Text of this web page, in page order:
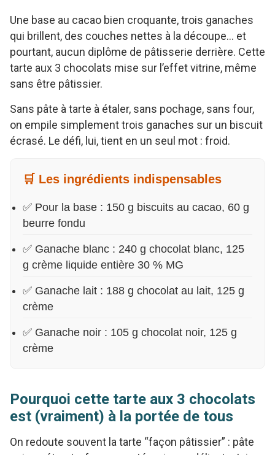
Une base au cacao bien croquante, trois ganaches
qui brillent, des couches nettes à la découpe… et
pourtant, aucun diplôme de pâtisserie derrière. Cette
tarte aux 3 chocolats mise sur l’effet vitrine, même
sans être pâtissier.
Sans pâte à tarte à étaler, sans pochage, sans four,
on empile simplement trois ganaches sur un biscuit
écrasé. Le défi, lui, tient en un seul mot : froid.
🛒 Les ingrédients indispensables
✅ Pour la base : 150 g biscuits au cacao, 60 g
beurre fondu
✅ Ganache blanc : 240 g chocolat blanc, 125
g crème liquide entière 30 % MG
✅ Ganache lait : 188 g chocolat au lait, 125 g
crème
✅ Ganache noir : 105 g chocolat noir, 125 g
crème
Pourquoi cette tarte aux 3 chocolats
est (vraiment) à la portée de tous
On redoute souvent la tarte “façon pâtissier” : pâte